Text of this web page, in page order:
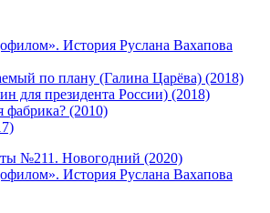
История Руслана Вахапова
по плану (Галина Царёва) (2018)
для президента России) (2018)
фабрика? (2010)
№211. Новогодний (2020)
История Руслана Вахапова